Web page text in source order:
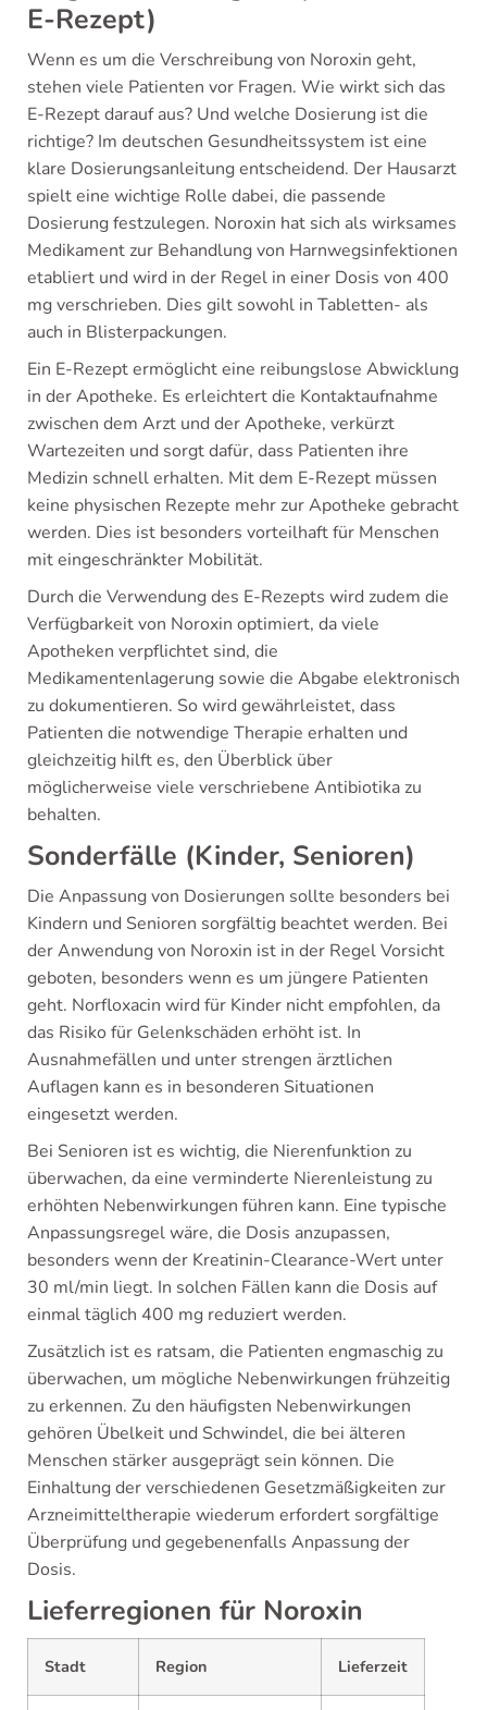
E-Rezept)
Wenn es um die Verschreibung von Noroxin geht,
stehen viele Patienten vor Fragen. Wie wirkt sich das
E-Rezept darauf aus? Und welche Dosierung ist die
richtige? Im deutschen Gesundheitssystem ist eine
klare Dosierungsanleitung entscheidend. Der Hausarzt
spielt eine wichtige Rolle dabei, die passende
Dosierung festzulegen. Noroxin hat sich als wirksames
Medikament zur Behandlung von Harnwegsinfektionen
etabliert und wird in der Regel in einer Dosis von 400
mg verschrieben. Dies gilt sowohl in Tabletten- als
auch in Blisterpackungen.
Ein E-Rezept ermöglicht eine reibungslose Abwicklung
in der Apotheke. Es erleichtert die Kontaktaufnahme
zwischen dem Arzt und der Apotheke, verkürzt
Wartezeiten und sorgt dafür, dass Patienten ihre
Medizin schnell erhalten. Mit dem E-Rezept müssen
keine physischen Rezepte mehr zur Apotheke gebracht
werden. Dies ist besonders vorteilhaft für Menschen
mit eingeschränkter Mobilität.
Durch die Verwendung des E-Rezepts wird zudem die
Verfügbarkeit von Noroxin optimiert, da viele
Apotheken verpflichtet sind, die
Medikamentenlagerung sowie die Abgabe elektronisch
zu dokumentieren. So wird gewährleistet, dass
Patienten die notwendige Therapie erhalten und
gleichzeitig hilft es, den Überblick über
möglicherweise viele verschriebene Antibiotika zu
behalten.
Sonderfälle (Kinder, Senioren)
Die Anpassung von Dosierungen sollte besonders bei
Kindern und Senioren sorgfältig beachtet werden. Bei
der Anwendung von Noroxin ist in der Regel Vorsicht
geboten, besonders wenn es um jüngere Patienten
geht. Norfloxacin wird für Kinder nicht empfohlen, da
das Risiko für Gelenkschäden erhöht ist. In
Ausnahmefällen und unter strengen ärztlichen
Auflagen kann es in besonderen Situationen
eingesetzt werden.
Bei Senioren ist es wichtig, die Nierenfunktion zu
überwachen, da eine verminderte Nierenleistung zu
erhöhten Nebenwirkungen führen kann. Eine typische
Anpassungsregel wäre, die Dosis anzupassen,
besonders wenn der Kreatinin-Clearance-Wert unter
30 ml/min liegt. In solchen Fällen kann die Dosis auf
einmal täglich 400 mg reduziert werden.
Zusätzlich ist es ratsam, die Patienten engmaschig zu
überwachen, um mögliche Nebenwirkungen frühzeitig
zu erkennen. Zu den häufigsten Nebenwirkungen
gehören Übelkeit und Schwindel, die bei älteren
Menschen stärker ausgeprägt sein können. Die
Einhaltung der verschiedenen Gesetzmäßigkeiten zur
Arzneimitteltherapie wiederum erfordert sorgfältige
Überprüfung und gegebenenfalls Anpassung der
Dosis.
Lieferregionen für Noroxin
Stadt Region Lieferzeit